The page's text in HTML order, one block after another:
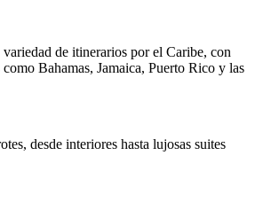
de itinerarios por el Caribe, con
Bahamas, Jamaica, Puerto Rico y las
desde interiores hasta lujosas suites